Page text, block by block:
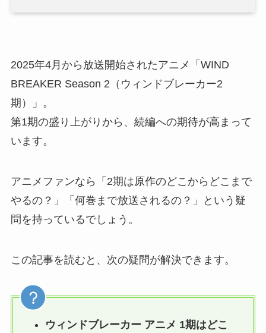
2025年4月から放送開始されたアニメ「WIND
BREAKER Season 2（ウィンドブレーカー2
期）」。
第1期の盛り上がりから、続編への期待が高まって
います。
アニメファンなら「2期は原作のどこからどこまで
やるの？」「何巻まで放送されるの？」という疑
問を持っているでしょう。
この記事を読むと、次の疑問が解決できます。
ウィンドブレーカー アニメ 1期はどこ